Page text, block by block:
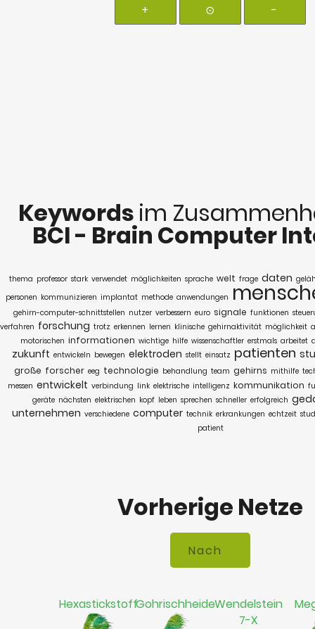
+ ⊙ -
Keywords im
BCI - Brain Computer
thema professor stark verwendet möglichkeiten sprache welt frage daten
personen kommunizieren implantat methode anwendungen
gehirn-computer-schnittstellen nutzer verbessern euro signale funktionen
verfahren forschung trotz erkennen lernen klinische gehirnaktivität möglichkeit
motorischen informationen wichtige hilfe wissenschaftler erstmals arbeitet
zukunft entwickeln bewegen elektroden stellt einsatz patienten
große forscher eeg technologie behandlung team gehirns mithilfe
messen entwickelt verbindung link elektrische intelligenz kommunikation
geräte nächsten elektrischen kopf leben sprechen schneller erfolgreich
unternehmen verschiedene computer technik erkrankungen echtzeit
patient
Vorherige Netze
HexastickstoffGohrischheideWendelstein
7-X